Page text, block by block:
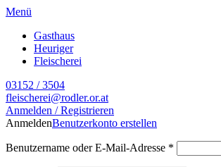
Menü
Gasthaus
Heuriger
Fleischerei
03152 / 3504
fleischerei@rodler.or.at
Anmelden / Registrieren
AnmeldenBenutzerkonto erstellen
Benutzername oder E-Mail-Adresse *